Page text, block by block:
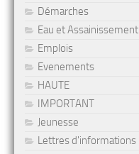
Démarches
Eau et Assainissement
Emplois
Evenements
HAUTE
IMPORTANT
Jeunesse
Lettres d'informations